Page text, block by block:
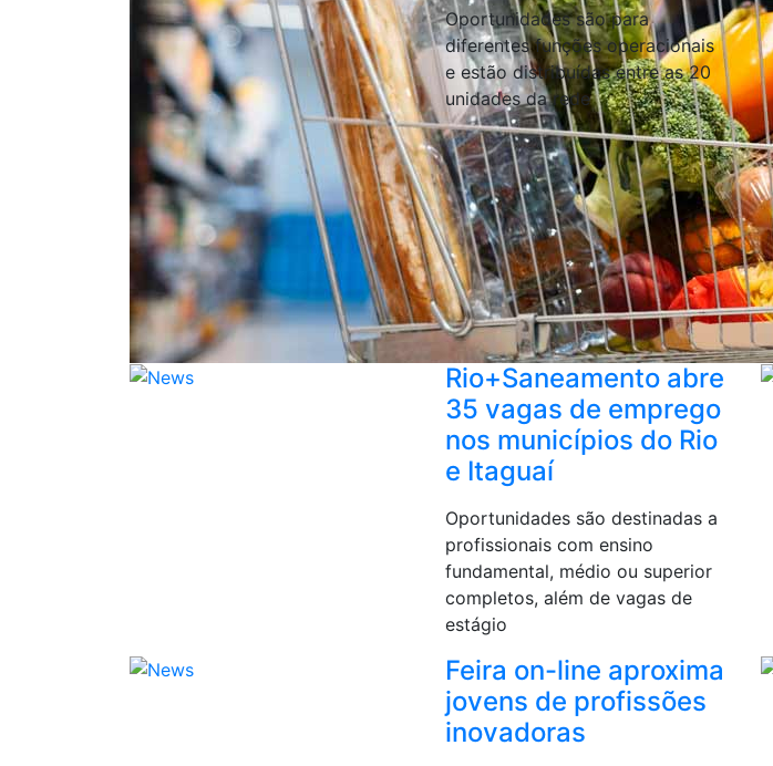
Oportunidades são para
diferentes funções operacionais
e estão distribuídas entre as 20
unidades da rede
Rio+Saneamento abre
35 vagas de emprego
nos municípios do Rio
e Itaguaí
Oportunidades são destinadas a
profissionais com ensino
fundamental, médio ou superior
completos, além de vagas de
estágio
Feira on-line aproxima
jovens de profissões
inovadoras